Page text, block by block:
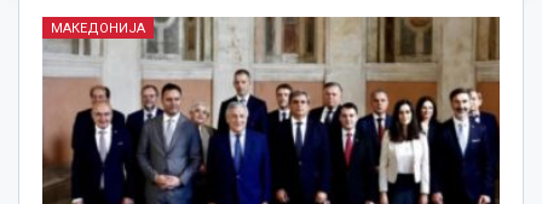
МАКЕДОНИЈА